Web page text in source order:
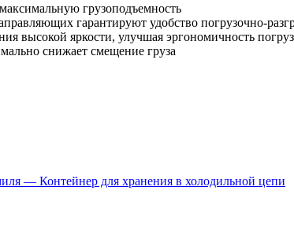
грузоподъемность
гарантируют удобство погрузочно-
высокой яркости, улучшая эргономичность
снижает смещение груза
— Контейнер для хранения в холодильной цепи